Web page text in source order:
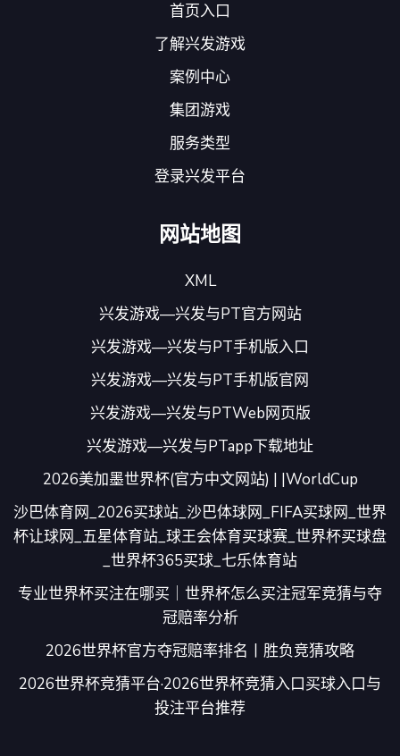
首页入口
了解兴发游戏
案例中心
集团游戏
服务类型
登录兴发平台
网站地图
XML
兴发游戏—兴发与PT官方网站
兴发游戏—兴发与PT手机版入口
兴发游戏—兴发与PT手机版官网
兴发游戏—兴发与PTWeb网页版
兴发游戏—兴发与PTapp下载地址
2026美加墨世界杯(官方中文网站) | |WorldCup
沙巴体育网_2026买球站_沙巴体球网_FIFA买球网_世界
杯让球网_五星体育站_球王会体育买球赛_世界杯买球盘
_世界杯365买球_七乐体育站
专业世界杯买注在哪买｜世界杯怎么买注冠军竞猜与夺
冠赔率分析
2026世界杯官方夺冠赔率排名丨胜负竞猜攻略
2026世界杯竞猜平台·2026世界杯竞猜入口买球入口与
投注平台推荐